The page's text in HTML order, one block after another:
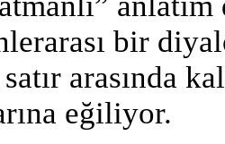
bir
arasında
eğiliyor.